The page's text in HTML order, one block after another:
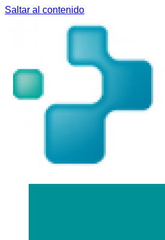
Saltar al contenido